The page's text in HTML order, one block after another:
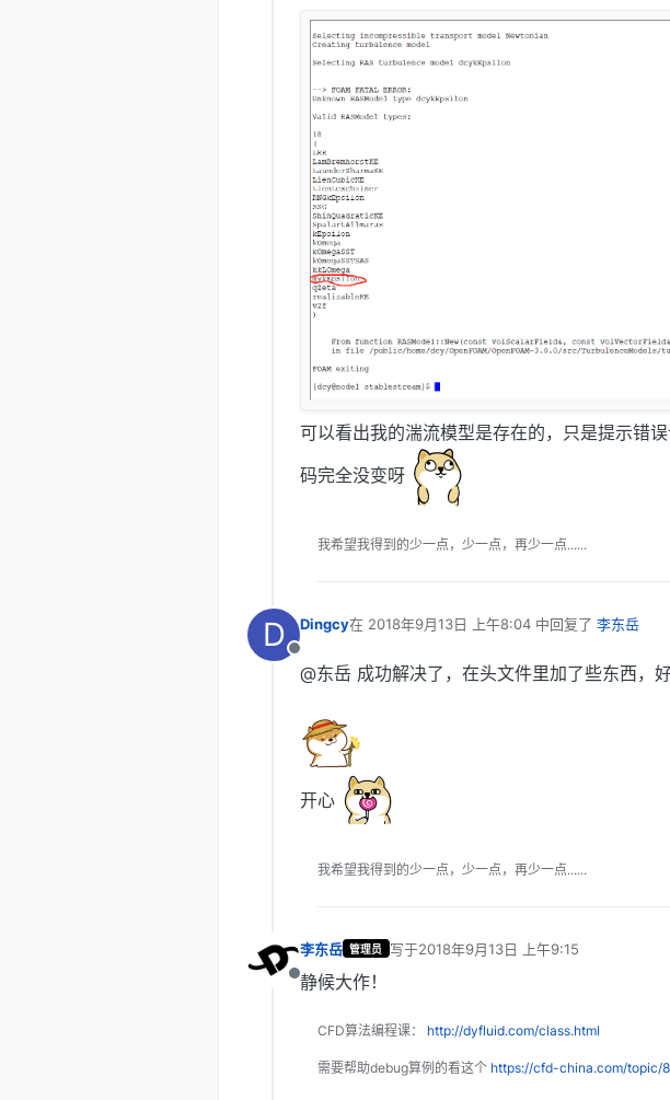
可以看出我的湍流模型是存在的，只是提示错
码完全没变呀
我希望我得到的少一点，少一点，再少一点......
D
离线
Dingcy在 2018年9月13日 上午8:04 中回复了 李东岳
最后由 编辑
@东岳 成功解决了，在头文件里加了些东西，
开心
我希望我得到的少一点，少一点，再少一点......
离线
李东岳 管理员 写于2018年9月13日 上午9:15
最后由 编辑
静候大作！
CFD算法编程课： http://dyfluid.com/class.html
需要帮助debug算例的看这个 https://cfd-china.com/topic/